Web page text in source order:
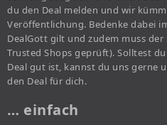
du den Deal melden und wir
Veröffentlichung. Bedenke dabei
DealGott gilt und zudem muss der
Trusted Shops geprüft). Solltest
Deal gut ist, kannst du uns gerne
den Deal für dich.
… einfach